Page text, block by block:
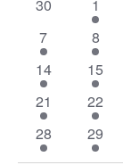
von
30 1
1
Veranstaltung
7
1
8
1
Veranstaltung
14
1
15
1
Veranstaltung
21
1
22
1
Veranstaltung
28
1
29